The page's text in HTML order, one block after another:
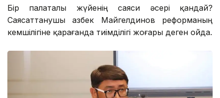
Бір палаталы жүйенің саяси әсері қандай?
Саясаттанушы Қазбек Майгелдинов реформаның
кемшілігіне қарағанда тиімділігі жоғары деген ойда.